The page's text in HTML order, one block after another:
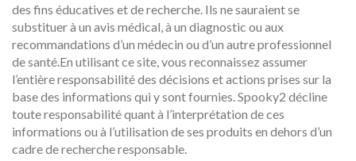
des fins éducatives et de recherche. Ils ne sauraient se
substituer à un avis médical, à un diagnostic ou aux
recommandations d’un médecin ou d’un autre professionnel
de santé.En utilisant ce site, vous reconnaissez assumer
l’entière responsabilité des décisions et actions prises sur la
base des informations qui y sont fournies. Spooky2 décline
toute responsabilité quant à l’interprétation de ces
informations ou à l’utilisation de ses produits en dehors d’un
cadre de recherche responsable.